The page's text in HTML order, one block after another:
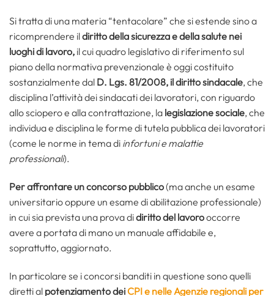
Si tratta di una materia “tentacolare” che si estende sino a
ricomprendere ildiritto dellasicurezza e della salute nei
luoghi di lavoro, il cui quadro legislativo di riferimento sul
piano della normativa prevenzionale è oggi costituito
sostanzialmente dal D. Lgs. 81/2008, il diritto sindacale, che
disciplina l’attività dei sindacati dei lavoratori, con riguardo
allo sciopero e alla contrattazione, la legislazione sociale, che
individua e disciplina le forme di tutela pubblica dei lavoratori
(come le norme in tema di infortuni e malattie
professionali).
Per affrontare un concorso pubblico(ma anche un esame
universitario oppure un esame di abilitazione professionale)
in cui sia prevista una prova didiritto del lavorooccorre
avere a portata di mano un manuale affidabile e,
soprattutto, aggiornato.
In particolare se i concorsi banditi in questione sono quelli
diretti al potenziamento deiCPI e nelle Agenzie regionali per